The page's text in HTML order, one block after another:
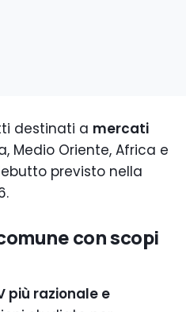
destinati a mercati
Medio Oriente, Africa e
previsto nella
con scopi
più razionale e